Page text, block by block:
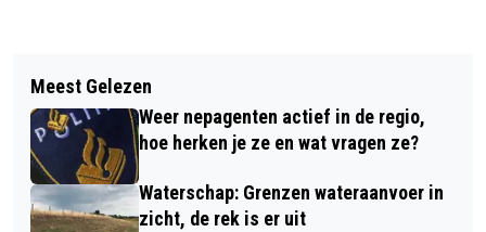
AVONDVIERDAAGSE IN RUINEN START
MET ZON EN REGENBUIEN
FEESTELIJK KUNSTWEEKEND IN
DIEVER
Meest Gelezen
Weer nepagenten actief in de regio,
hoe herken je ze en wat vragen ze?
Waterschap: Grenzen wateraanvoer in
zicht, de rek is er uit